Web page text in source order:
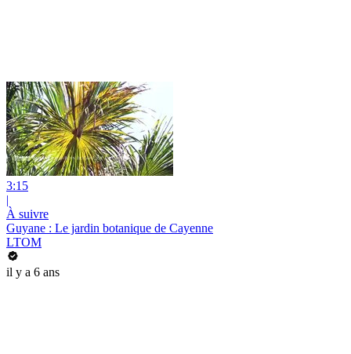
3:15
|
À suivre
Guyane : Le jardin botanique de Cayenne
LTOM
il y a 6 ans